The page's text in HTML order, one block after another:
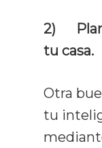
2)
tu casa.
Otra
tu